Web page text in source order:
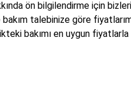
ön bilgilendirme için
talebinize göre
bakımı en uygun